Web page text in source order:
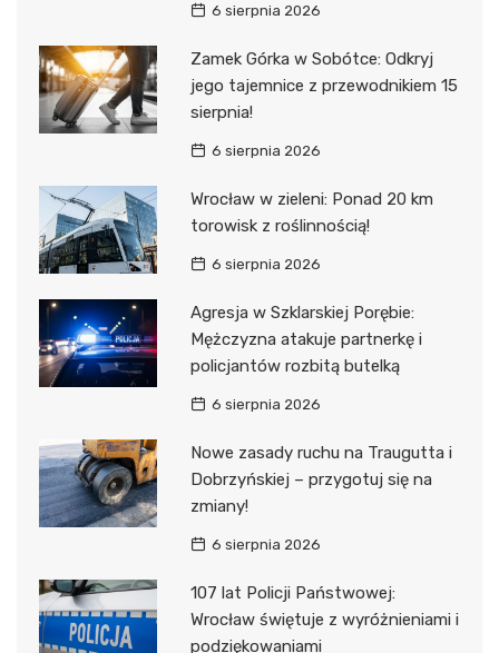
6 sierpnia 2026
Zamek Górka w Sobótce: Odkryj
jego tajemnice z przewodnikiem 15
sierpnia!
6 sierpnia 2026
Wrocław w zieleni: Ponad 20 km
torowisk z roślinnością!
6 sierpnia 2026
Agresja w Szklarskiej Porębie:
Mężczyzna atakuje partnerkę i
policjantów rozbitą butelką
6 sierpnia 2026
Nowe zasady ruchu na Traugutta i
Dobrzyńskiej – przygotuj się na
zmiany!
6 sierpnia 2026
107 lat Policji Państwowej:
Wrocław świętuje z wyróżnieniami i
podziękowaniami